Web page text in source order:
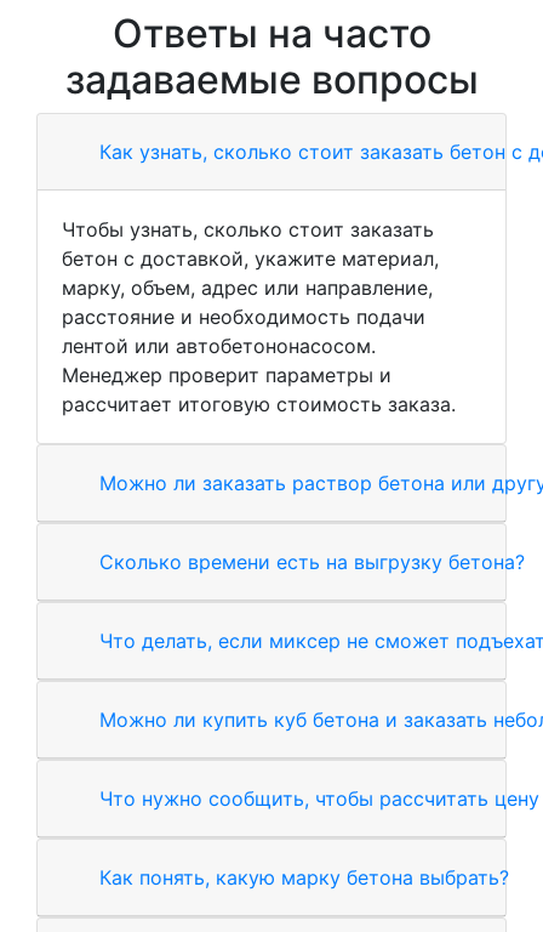
Ответы на часто
задаваемые вопросы
Как узнать, сколько стоит заказать бетон с
Чтобы узнать, сколько стоит заказать
бетон с доставкой, укажите материал,
марку, объем, адрес или направление,
расстояние и необходимость подачи
лентой или автобетононасосом.
Менеджер проверит параметры и
рассчитает итоговую стоимость заказа.
Можно ли заказать раствор бетона или
Сколько времени есть на выгрузку бетона?
Что делать, если миксер не сможет
Можно ли купить куб бетона и заказать
Что нужно сообщить, чтобы рассчитать
Как понять, какую марку бетона выбрать?